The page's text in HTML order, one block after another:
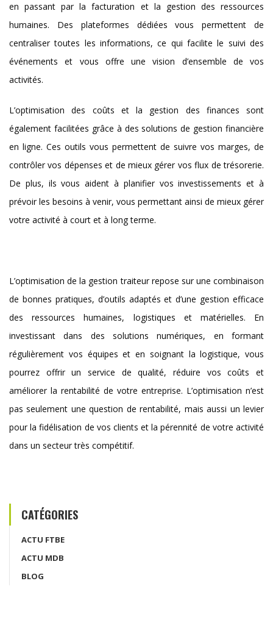
en passant par la facturation et la gestion des ressources
humaines. Des plateformes dédiées vous permettent de
centraliser toutes les informations, ce qui facilite le suivi des
événements et vous offre une vision d’ensemble de vos
activités.
L’optimisation des coûts et la gestion des finances sont
également facilitées grâce à des solutions de gestion financière
en ligne. Ces outils vous permettent de suivre vos marges, de
contrôler vos dépenses et de mieux gérer vos flux de trésorerie.
De plus, ils vous aident à planifier vos investissements et à
prévoir les besoins à venir, vous permettant ainsi de mieux gérer
votre activité à court et à long terme.
L’optimisation de la gestion traiteur repose sur une combinaison
de bonnes pratiques, d’outils adaptés et d’une gestion efficace
des ressources humaines, logistiques et matérielles. En
investissant dans des solutions numériques, en formant
régulièrement vos équipes et en soignant la logistique, vous
pourrez offrir un service de qualité, réduire vos coûts et
améliorer la rentabilité de votre entreprise. L’optimisation n’est
pas seulement une question de rentabilité, mais aussi un levier
pour la fidélisation de vos clients et la pérennité de votre activité
dans un secteur très compétitif.
CATÉGORIES
ACTU FTBE
ACTU MDB
BLOG